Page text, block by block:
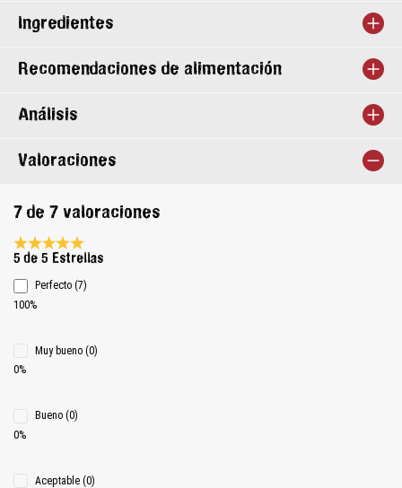
Ingredientes
Recomendaciones de alimentación
Análisis
Valoraciones
7 de 7 valoraciones
Calificación promedio de 5 de 5 estrellas
5 de 5 Estrellas
Perfecto (7)
100%
Muy bueno (0)
0%
Bueno (0)
0%
Aceptable (0)